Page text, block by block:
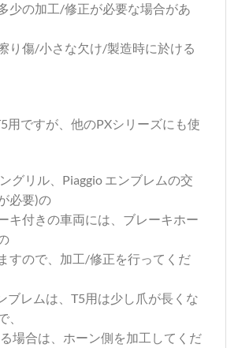
少の加工/修正が必要な場合があ
り傷/小さな欠け/製造時に於ける
用ですが、他のPXシリーズにも使
グリル、Piaggio エンブレムの交
必要)の
キ付きの車両には、ブレーキホー
すので、加工/修正を行ってくだ
ブレムは、T5用は少し爪が長くな
、
場合は、ホーン側を加工してくだ